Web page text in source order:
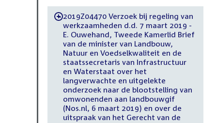
-2019Z04470 Verzoek bij regeling van
werkzaamheden d.d. 7 maart 2019 -
E. Ouwehand, Tweede Kamerlid Brief
van de minister van Landbouw,
Natuur en Voedselkwaliteit en de
staatssecretaris van Infrastructuur
en Waterstaat over het
langverwachte en uitgelekte
onderzoek naar de blootstelling van
omwonenden aan landbouwgif
(Nos.nl, 6 maart 2019) en over de
uitspraak van het Gerecht van de